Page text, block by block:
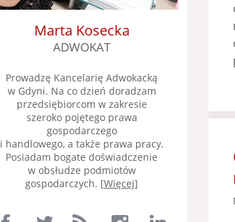
Marta Kosecka
ADWOKAT
Prowadzę Kancelarię Adwokacką
w Gdyni. Na co dzień doradzam
przedsiębiorcom w zakresie
szeroko pojętego prawa
gospodarczego
i handlowego, a także prawa pracy.
Posiadam bogate doświadczenie
w obsłudze podmiotów
gospodarczych. [Więcej]